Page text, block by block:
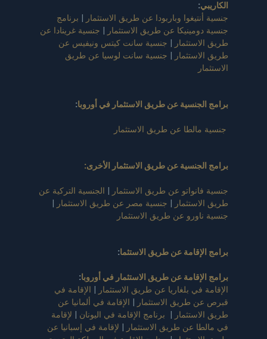
الكاريبي:
جنسية أنتيغوا وباربودا عن طريق الاستثمار | برنامج
جنسية دومينيكا عن طريق الاستثمار | جنسية غرينادا عن
طريق الاستثمار | جنسية سانت كيتس ونيفيس عن
طريق الاستثمار | جنسية سانت لوسيا عن طريق
الاستثمار
برامج الجنسية عن طريق الاستثمار في أوروبا:
جنسية مالطا عن طريق الاستثمار
برامج الجنسية عن طريق الاستثمار الأخرى:
جنسية فانواتو عن طريق الاستثمار | الجنسية التركية عن
طريق الاستثمار | جنسية مصر عن طريق الاستثمار |
جنسية ناورو عن طريق الاستثمار
برامج الإقامة عن طريق الاستثما:
برامج الإقامة عن طريق الاستثمار في أوروبا:
الإقامة في بلغاريا عن طريق الاستثمار | الإقامة في
قبرص عن طريق الاستثمار | الإقامة في ألمانيا عن
طريق الاستثمار | برنامج الإقامة في اليونان | لإقامة
في مالطا عن طريق الاستثمار | لإقامة في إسبانيا عن